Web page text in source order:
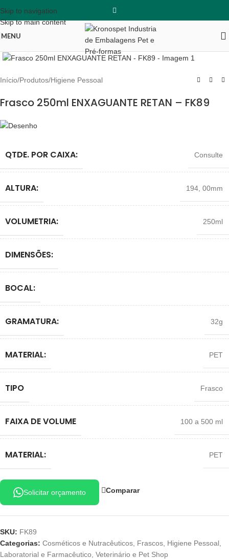
Skip to navigation
Skip to main content
MENU
Clique para ampliar
Início/Produtos/Higiene Pessoal
Frasco 250ml ENXAGUANTE RETAN – FK89
QTDE. POR CAIXA: Consulte
ALTURA: 194 00mm
VOLUMETRIA: 250ml
DIMENSÕES:
BOCAL:
GRAMATURA: 32g
MATERIAL: PET
TIPO Frasco
FAIXA DE VOLUME 100 a 500 ml
MATERIAL: PET
Solicitar orçamento Comparar
SKU: FK89
Categorias: Cosméticos e Nutracêuticos Frascos Higiene Pessoal
Laboratorial e Farmacêutico Veterinário e Pet Shop